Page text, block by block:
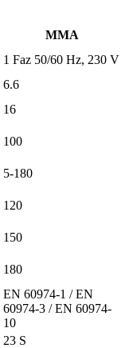
MMA
1 Faz 50/60 Hz, 230 V
6.6
16
100
5-180
120
150
180
EN 60974-1 / EN
60974-3 / EN 60974-
10
23 S